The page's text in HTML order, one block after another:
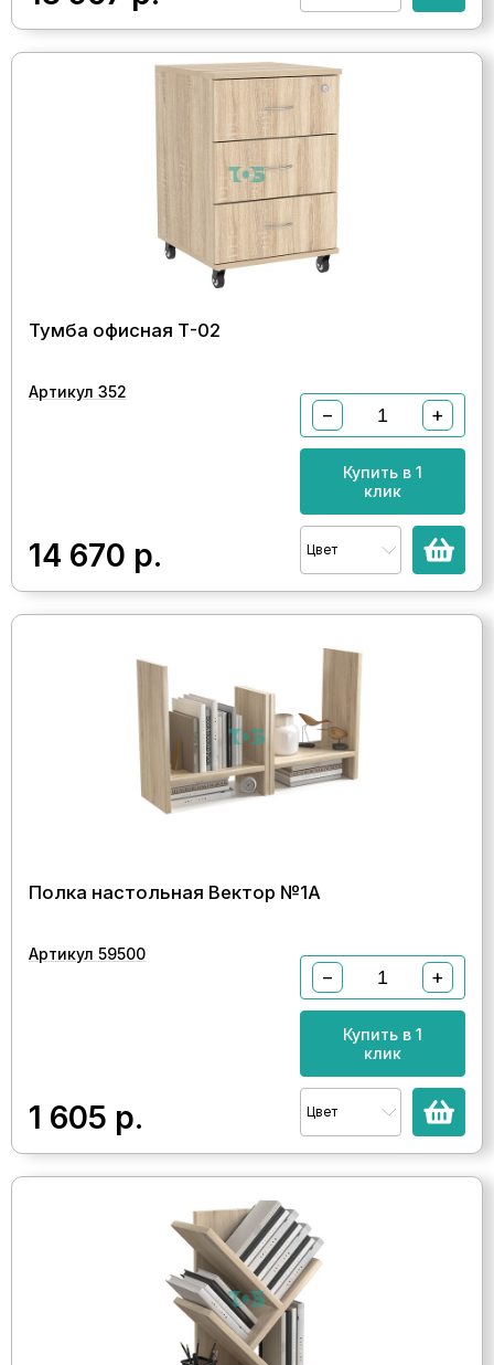
Тумба офисная Т-02
Артикул 352
14 670 р.
− +
Купить в 1
клик
Цвет
Полка настольная Вектор №1А
Артикул 59500
1 605 р.
− +
Купить в 1
клик
Цвет